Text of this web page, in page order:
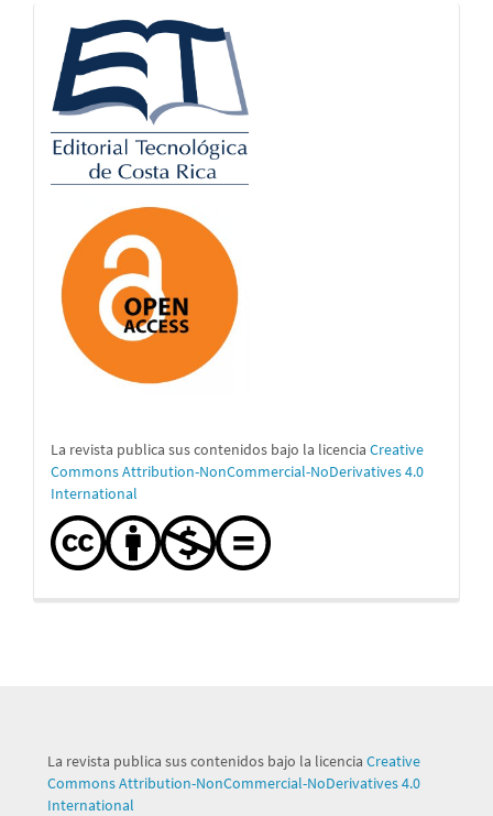
logos
La revista publica sus contenidos bajo la licencia Creative
Commons Attribution-NonCommercial-NoDerivatives 4.0
International
La revista publica sus contenidos bajo la licencia Creative
Commons Attribution-NonCommercial-NoDerivatives 4.0
International